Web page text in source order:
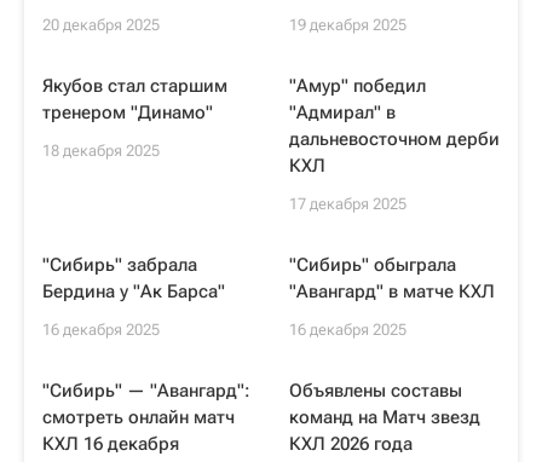
20 декабря 2025 19 декабря 2025
Якубов стал старшим
тренером "Динамо"
18 декабря 2025
"Амур" победил
"Адмирал" в
дальневосточном дерби
КХЛ
17 декабря 2025
"Сибирь" забрала
Бердина у "Ак Барса"
16 декабря 2025
"Сибирь" обыграла
"Авангард" в матче КХЛ
16 декабря 2025
"Сибирь" — "Авангард":
смотреть онлайн матч
КХЛ 16 декабря
Объявлены составы
команд на Матч звезд
КХЛ 2026 года